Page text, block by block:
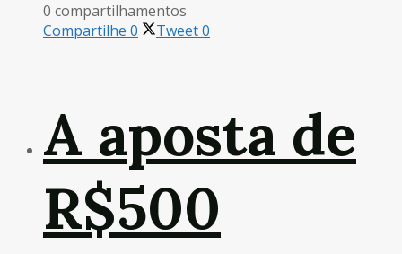
0 compartilhamentos
Compartilhe 0 Tweet0
A aposta de
R$500